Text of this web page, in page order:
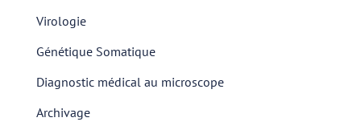
Virologie
Génétique Somatique
Diagnostic médical au microscope
Archivage